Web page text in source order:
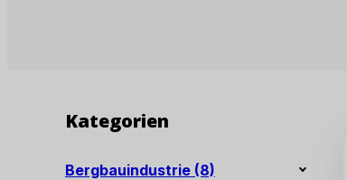
Kategorien
Bergbauindustrie (8)